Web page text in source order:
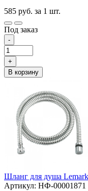
585 руб. за 1 шт.
Под заказ
-
+
В корзину
Шланг для душа
Артикул: НФ-00001871